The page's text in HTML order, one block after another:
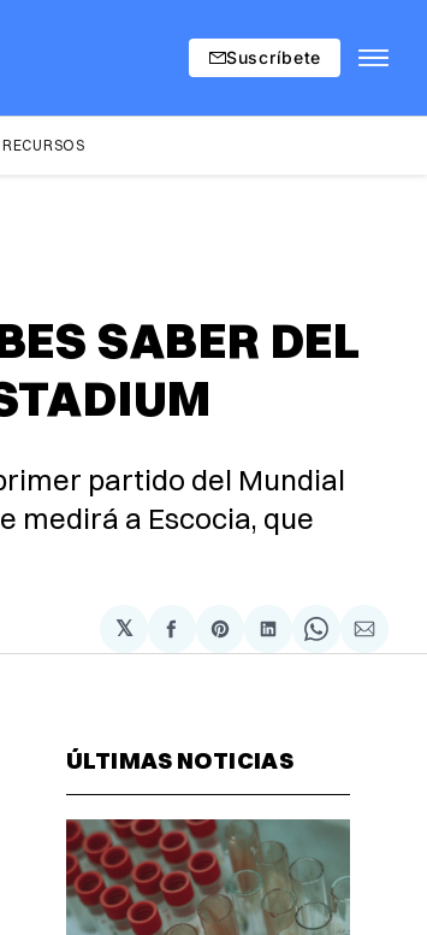
Suscríbete
SABER DEL
partido del Mundial
medirá a Escocia, que
𝕏
Compartir
en
Share
on
Compartir
en
Share
on
via
ÚLTIMAS NOTICIAS